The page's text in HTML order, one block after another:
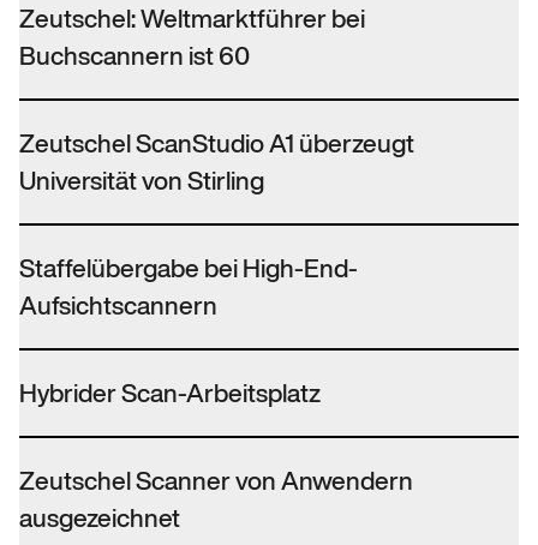
Zeutschel: Weltmarktführer bei
Buchscannern ist 60
Zeutschel ScanStudio A1 überzeugt
Universität von Stirling
Staffelübergabe bei High-End-
Aufsichtscannern
Hybrider Scan-Arbeitsplatz
Zeutschel Scanner von Anwendern
ausgezeichnet